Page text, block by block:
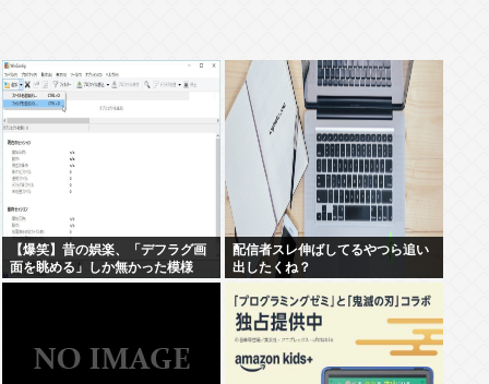
【爆笑】昔の娯楽、「デフラグ画
面を眺める」しか無かった模様
www
配信者スレ伸ばしてるやつら追い
出したくね？